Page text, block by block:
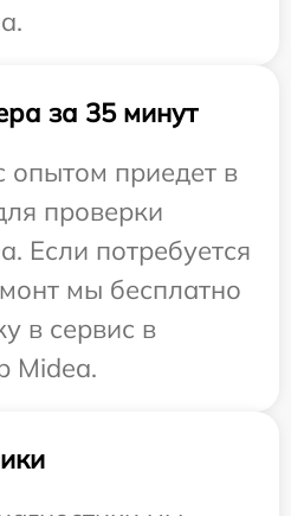
за 35 минут
опытом приедет в
проверки
Если потребуется
мы бесплатно
в сервис в
Midea.